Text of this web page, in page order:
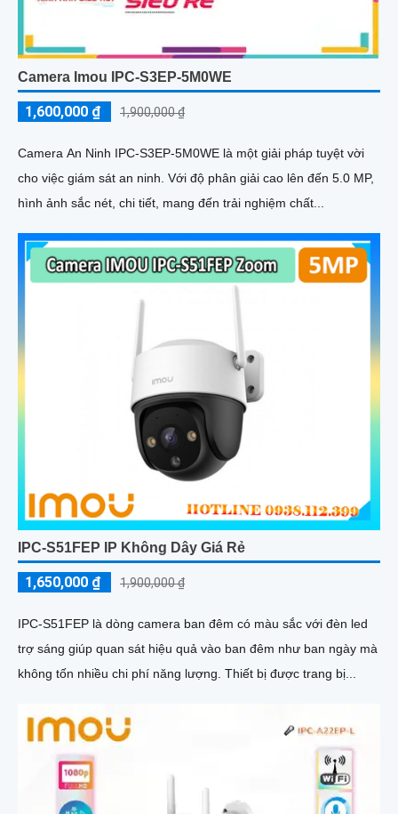
Camera Imou IPC-S3EP-5M0WE
1,600,000 ₫ 1,900,000 ₫
Camera An Ninh IPC-S3EP-5M0WE là một giải pháp tuyệt vời
cho việc giám sát an ninh. Với độ phân giải cao lên đến 5.0 MP,
hình ảnh sắc nét, chi tiết, mang đến trải nghiệm chất...
IPC-S51FEP IP Không Dây Giá Rẻ
1,650,000 ₫ 1,900,000 ₫
IPC-S51FEP là dòng camera ban đêm có màu sắc với đèn led
trợ sáng giúp quan sát hiệu quả vào ban đêm như ban ngày mà
không tốn nhiều chi phí năng lượng. Thiết bị được trang bị...